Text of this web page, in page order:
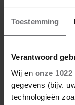
Toestemming
Verantwoord
Wij en onze
gegevens (bijv.
technologieën